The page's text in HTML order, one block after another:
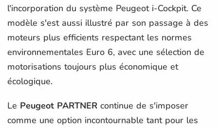
l'incorporation du système Peugeot i-Cockpit. Ce
modèle s'est aussi illustré par son passage à des
moteurs plus efficients respectant les normes
environnementales Euro 6, avec une sélection de
motorisations toujours plus économique et
écologique.
Le Peugeot PARTNER continue de s'imposer
comme une option incontournable tant pour les